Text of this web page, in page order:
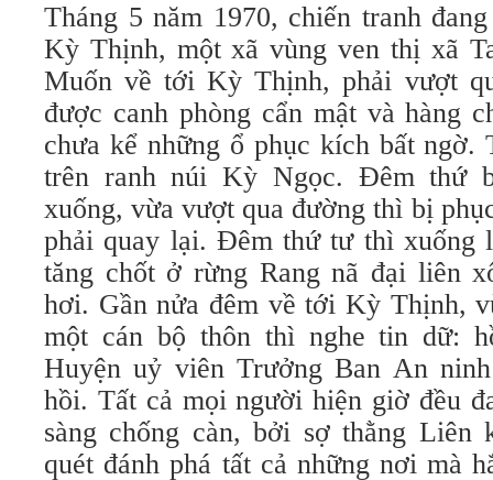
Tháng 5 năm 1970, chiến tranh
Kỳ Thịnh, một xã vùng ven thị xã
Muốn về tới Kỳ Thịnh, phải vượt
được canh phòng cẩn mật và hàng
chưa kể những ổ phục kích bất ngờ.
trên ranh núi Kỳ Ngọc. Đêm thứ
xuống, vừa vượt qua đường thì bị
phải quay lại. Đêm thứ tư thì xuống
tăng chốt ở rừng Rang nã đại liên
hơi. Gần nửa đêm về tới Kỳ Thịnh,
một cán bộ thôn thì nghe tin dữ:
Huyện uỷ viên Trưởng Ban An
hồi. Tất cả mọi người hiện giờ đều
sàng chống càn, bởi sợ thằng Liên
quét đánh phá tất cả những nơi mà